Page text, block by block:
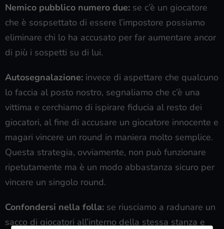
Nemico pubblico numero due: se c’è un giocatore
che è sospsettato di essere l’impostore possiamo
eliminare chi lo ha accusato per far aumentare ancor
di più i sospetti su di lui.
Autosegnalazione: invece di aspettare che qualcuno
lo faccia al posto nostro, segnaliamo che c’è una
vittima e cerchiamo di ispirare fiducia al resto dei
giocatori, al fine di accusare un giocatore innocente e
magari vincere un round in maniera molto semplice.
Questa strategia, ovviamente, non può funzionare
ripetutamente ma è un modo abbastanza sicuro per
vincere un singolo round.
Confondersi nella folla: se riusciamo a radunare un
sacco di giocatori all’interno della stessa stanza e